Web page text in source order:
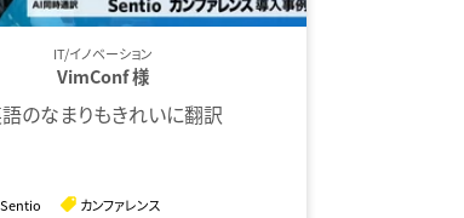
IT/イノベーション
VimConf 様
のなまりもきれいに翻訳
カンファレンス